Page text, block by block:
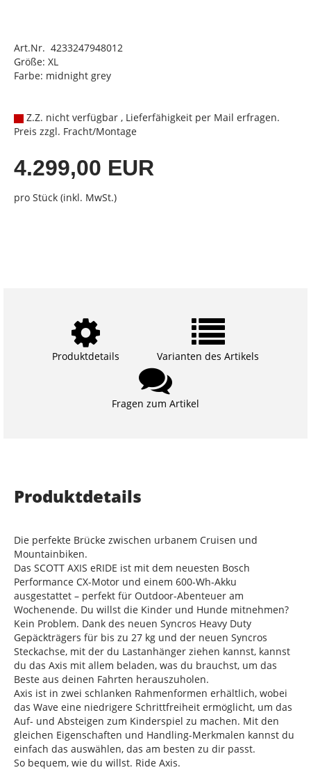
Art.Nr. 4233247948012
Größe: XL
Farbe: midnight grey
Z.Z. nicht verfügbar , Lieferfähigkeit per Mail erfragen.
Preis zzgl. Fracht/Montage
4.299,00 EUR
pro Stück (inkl. MwSt.)
Produktdetails Varianten des Artikels
Fragen zum Artikel
Produktdetails
Die perfekte Brücke zwischen urbanem Cruisen und
Mountainbiken.
Das SCOTT AXIS eRIDE ist mit dem neuesten Bosch
Performance CX-Motor und einem 600-Wh-Akku
ausgestattet – perfekt für Outdoor-Abenteuer am
Wochenende. Du willst die Kinder und Hunde mitnehmen?
Kein Problem. Dank des neuen Syncros Heavy Duty
Gepäckträgers für bis zu 27 kg und der neuen Syncros
Steckachse, mit der du Lastanhänger ziehen kannst, kannst
du das Axis mit allem beladen, was du brauchst, um das
Beste aus deinen Fahrten herauszuholen.
Axis ist in zwei schlanken Rahmenformen erhältlich, wobei
das Wave eine niedrigere Schrittfreiheit ermöglicht, um das
Auf- und Absteigen zum Kinderspiel zu machen. Mit den
gleichen Eigenschaften und Handling-Merkmalen kannst du
einfach das auswählen, das am besten zu dir passt.
So bequem, wie du willst. Ride Axis.